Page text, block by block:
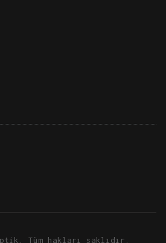
Tüm hakları saklıdır.